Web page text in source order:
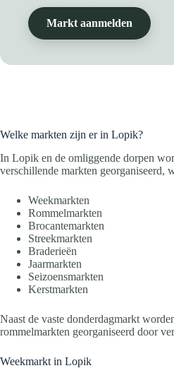
Markt aanmelden
Welke markten zijn er in Lopik?
In Lopik en de omliggende dorpen
verschillende markten georganiseerd,
Weekmarkten
Rommelmarkten
Brocantemarkten
Streekmarkten
Braderieën
Jaarmarkten
Seizoensmarkten
Kerstmarkten
Naast de vaste donderdagmarkt
rommelmarkten georganiseerd door
Weekmarkt in Lopik